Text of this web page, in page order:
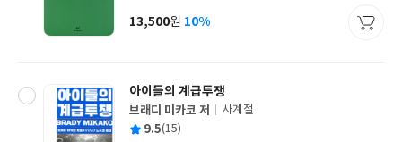
사
가
13,500원 10%
아이들의 계급투쟁
글
쓴
브래디 미카코 저
출
사계절
평 9.5(15)